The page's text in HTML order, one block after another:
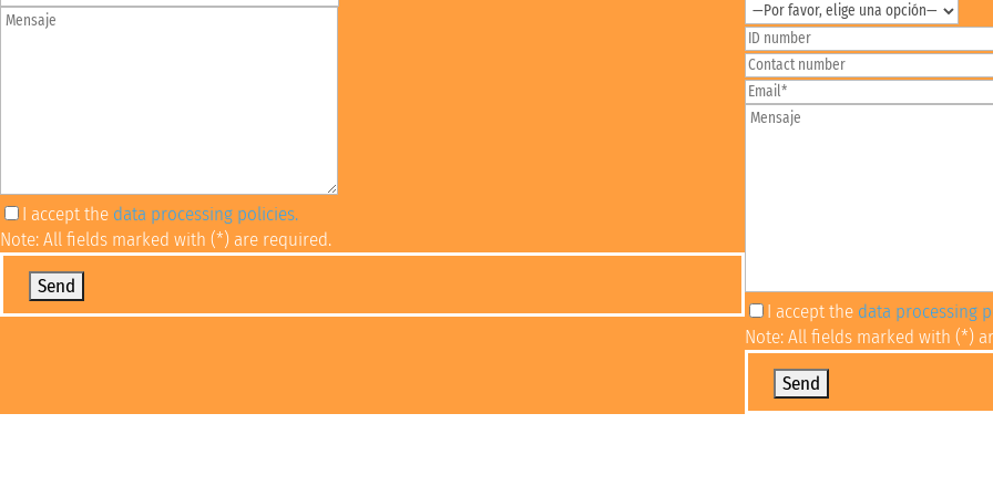
I accept the data processing policies.
Note: All fields marked with (*) are required.
Por favor, deja este campo vacío.
I accept the data processing
Note: All fields marked with (*)
Por favor, deja este campo vacío.